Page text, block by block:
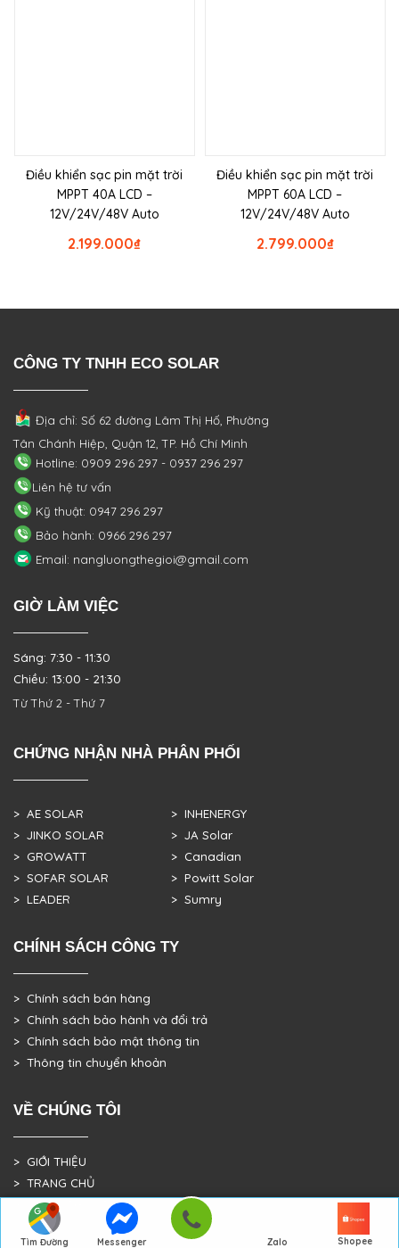
Tìm Đường Messenger Zalo Shopee
Điều khiển sạc pin mặt trời
MPPT 40A LCD –
12V/24V/48V Auto
₫
2.199.000
Điều khiển sạc pin mặt trời
MPPT 60A LCD –
12V/24V/48V Auto
₫
2.799.000
CÔNG TY TNHH ECO SOLAR
Địa chỉ: Số 62 đường Lâm Thị Hố, Phường
Tân Chánh Hiệp, Quận 12, TP. Hồ Chí Minh
Hotline: 0909 296 297 - 0937 296 297
Liên hệ tư vấn
Kỹ thuật: 0947 296 297
Bảo hành: 0966 296 297
Email: nangluongthegioi@gmail.com
GIỜ LÀM VIỆC
Sáng: 7:30 - 11:30
Chiều: 13:00 - 21:30
Từ Thứ 2 - Thứ 7
CHỨNG NHẬN NHÀ PHÂN PHỐI
> AE SOLAR
> JINKO SOLAR
> GROWATT
> SOFAR SOLAR
> LEADER
> INHENERGY
> JA Solar
> Canadian
> Powitt Solar
> Sumry
CHÍNH SÁCH CÔNG TY
> Chính sách bán hàng
> Chính sách bảo hành và đổi trả
> Chính sách bảo mật thông tin
> Thông tin chuyển khoản
VỀ CHÚNG TÔI
> GIỚI THIỆU
> TRANG CHỦ
> DỰ ÁN THỰC TẾ